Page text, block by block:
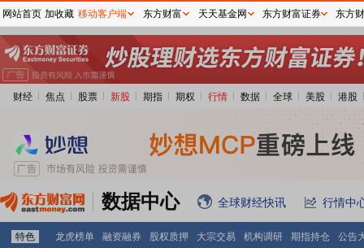
财经 焦点 股票 新股 期指 期权 行情 数据 全球 美股 港股
数据中心 全球财经快讯 行情中
特色 龙虎榜单 融资融券 股权质押 大宗交易 机构调研 期指持仓
公告
网站首页 加收藏 移动客户端 东方财富 天天基金网 东方财富证券 东方